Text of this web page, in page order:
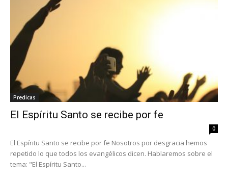
Predicas
El Espíritu Santo se recibe por fe
0
El Espíritu Santo se recibe por fe Nosotros por desgracia hemos
repetido lo que todos los evangélicos dicen. Hablaremos sobre el
tema: "El Espíritu Santo...